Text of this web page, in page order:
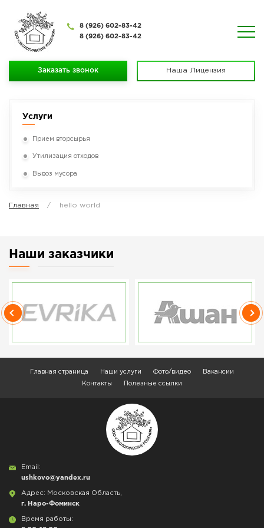
8 (926) 602-83-42
8 (926) 602-83-42
Заказать звонок Наша Лицензия
Услуги
Прием вторсырья
Утилизация отходов
Вывоз мусора
Главная hello world
Наши заказчики
Главная страница Наши услуги Фото/видео
Вакансии
Контакты
Полезные ссылки
Email:
ushkovo@yandex.ru
Адрес: Московская Область,
г. Наро-Фоминск
Время работы: